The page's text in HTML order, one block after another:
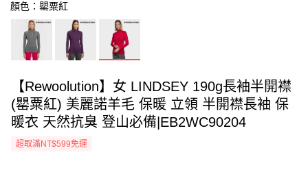
顏色：罌粟紅
【Rewoolution】女 LINDSEY 190g長袖半開襟
(罌粟紅) 美麗諾羊毛 保暖 立領 半開襟長袖 保
暖衣 天然抗臭 登山必備|EB2WC90204
超取滿NT$599免運